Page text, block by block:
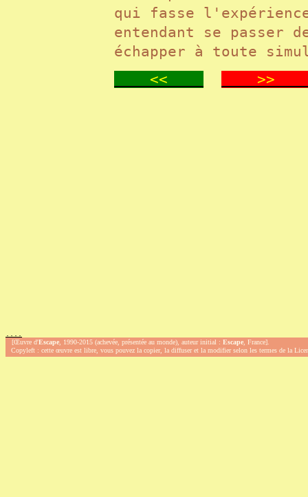
qui fasse l'expérience
entendant se passer
échapper à toute
<<
[Œuvre d'Escape, 1990-2015 (achevée, présentée au monde), auteur initial :Escape, France].
Copyleft : cette œuvre est libre, vous pouvez la copier, la diffuser et la modifier selon les termes de la